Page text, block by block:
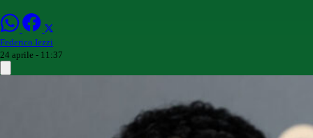
Federico Iezzi
24 aprile - 11:37